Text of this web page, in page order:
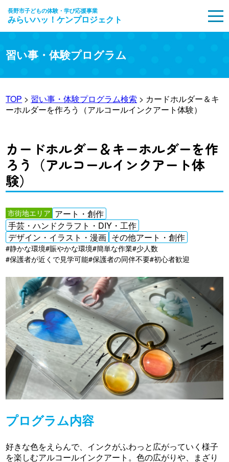
長野市子どもの体験・学び応援事業
みらいハッ！ケンプロジェクト
習い事・体験プログラム
TOP > 習い事・体験プログラム検索 > カードホルダー＆キ
ーホルダーを作ろう（アルコールインクアート体験）
カードホルダー＆キーホルダーを作
ろう（アルコールインクアート体
験）
市街地エリア アート・創作
手芸・ハンドクラフト・DIY・工作
デザイン・イラスト・漫画 その他アート・創作
#静かな環境#賑やかな環境#簡単な作業#少人数
#保護者が近くで見学可能#保護者の同伴不要#初心者歓迎
プログラム内容
好きな色をえらんで、インクがふわっと広がっていく様子
を楽しむアルコールインクアート。色の広がりや、まざり